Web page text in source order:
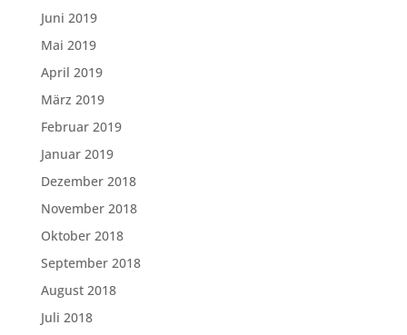
Juni 2019
Mai 2019
April 2019
März 2019
Februar 2019
Januar 2019
Dezember 2018
November 2018
Oktober 2018
September 2018
August 2018
Juli 2018